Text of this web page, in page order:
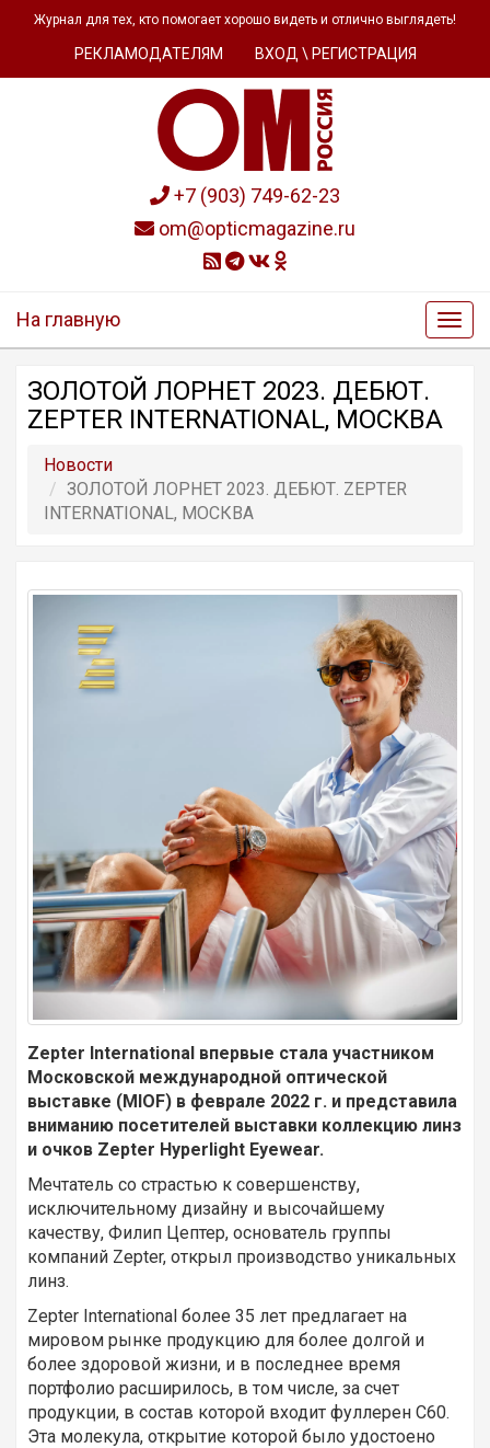
Журнал для тех, кто помогает хорошо видеть и отлично выглядеть!
РЕКЛАМОДАТЕЛЯМ ВХОД \ РЕГИСТРАЦИЯ
+7 (903) 749-62-23
om@opticmagazine.ru
На главную
ЗОЛОТОЙ ЛОРНЕТ 2023. ДЕБЮТ.
ZEPTER INTERNATIONAL, МОСКВА
Новости
ЗОЛОТОЙ ЛОРНЕТ 2023. ДЕБЮТ. ZEPTER
INTERNATIONAL, МОСКВА
Zepter International впервые стала участником
Московской международной оптической
выставке (MIOF) в феврале 2022 г. и представила
вниманию посетителей выставки коллекцию линз
и очков Zepter Hyperlight Eyewear.
Мечтатель со страстью к совершенству,
исключительному дизайну и высочайшему
качеству, Филип Цептер, основатель группы
компаний Zepter, открыл производство уникальных
линз.
Zepter International более 35 лет предлагает на
мировом рынке продукцию для более долгой и
более здоровой жизни, и в последнее время
портфолио расширилось, в том числе, за счет
продукции, в состав которой входит фуллерен С60.
Эта молекула, открытие которой было удостоено